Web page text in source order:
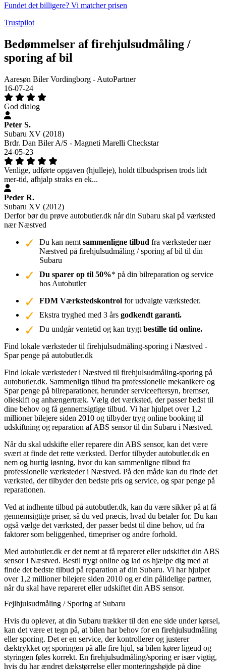
Fundet det billigere? Vi matcher prisen
Trustpilot
Bedømmelser af firehjulsudmåling /
sporing af bil
Aaresøn Biler Vordingborg - AutoPartner
16-07-24
God dialog
Peter S.
Subaru XV (2018)
Brdr. Dan Biler A/S - Magneti Marelli Checkstar
24-05-23
Venlige, udførte opgaven (hjulleje), holdt tilbudsprisen trods lidt
mer-tid, afhjalp straks en ek...
Peder R.
Subaru XV (2012)
Derfor bør du prøve autobutler.dk når din Subaru skal på værksted
nær Næstved
Du kan nemt sammenligne tilbud fra værksteder nær
Næstved på firehjulsudmåling / sporing af bil til din
Subaru
Du sparer op til 50%* på din bilreparation og service
hos Autobutler
FDM Værkstedskontrol for udvalgte værksteder.
Ekstra tryghed med 3 års godkendt garanti.
Du undgår ventetid og kan trygt bestille tid online.
Find lokale værksteder til firehjulsudmåling-sporing i Næstved -
Spar penge på autobutler.dk
Find lokale værksteder i Næstved til firehjulsudmåling-sporing på
autobutler.dk. Sammenlign tilbud fra professionelle mekanikere og
Spar penge på bilreparationer, herunder serviceeftersyn, bremser,
olieskift og anhængertræk. Vælg det værksted, der passer bedst til
dine behov og få gennemsigtige tilbud. Vi har hjulpet over 1,2
millioner bilejere siden 2010 og tilbyder tryg online booking til
udskiftning og reparation af ABS sensor til din Subaru i Næstved.
Når du skal udskifte eller reparere din ABS sensor, kan det være
svært at finde det rette værksted. Derfor tilbyder autobutler.dk en
nem og hurtig løsning, hvor du kan sammenligne tilbud fra
professionelle værksteder i Næstved. På den måde kan du finde det
værksted, der tilbyder den bedste pris og service, og spar penge på
reparationen.
Ved at indhente tilbud på autobutler.dk, kan du være sikker på at få
gennemsigtige priser, så du ved præcis, hvad du betaler for. Du kan
også vælge det værksted, der passer bedst til dine behov, ud fra
faktorer som beliggenhed, timepriser og andre forhold.
Med autobutler.dk er det nemt at få repareret eller udskiftet din ABS
sensor i Næstved. Bestil trygt online og lad os hjælpe dig med at
finde det bedste tilbud på reparation af din Subaru. Vi har hjulpet
over 1,2 millioner bilejere siden 2010 og er din pålidelige partner,
når du skal have repareret eller udskiftet din ABS sensor.
Fejlhjulsudmåling / Sporing af Subaru
Hvis du oplever, at din Subaru trækker til den ene side under kørsel,
kan det være et tegn på, at bilen har behov for en firehjulsudmåling
eller sporing. Det er en service, der kontrollerer og justerer
dæktrykket og sporingen på alle fire hjul, så bilen kører ligeud og
styringen føles korrekt. En firehjulsudmåling/sporing er især vigtig,
hvis du har ændret dækstørrelse eller monteringshøjde på dine